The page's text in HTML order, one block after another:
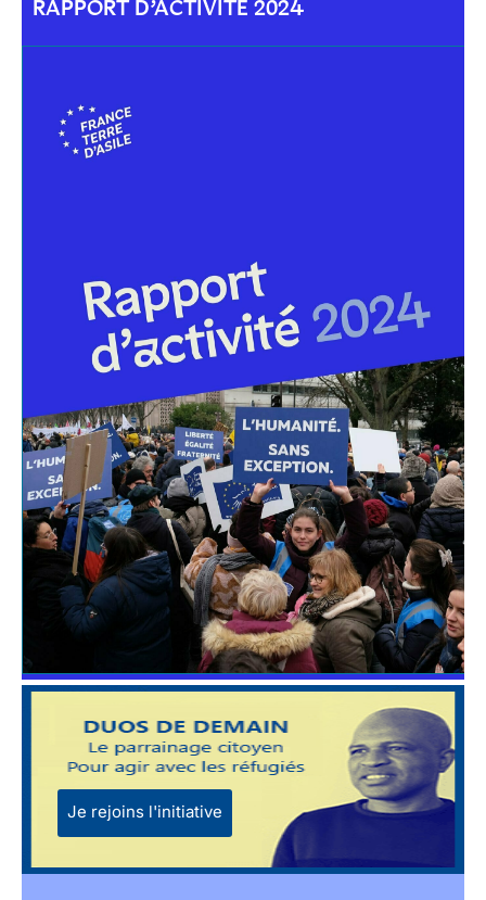
RAPPORT D’ACTIVITÉ 2024
Je rejoins l'initiative